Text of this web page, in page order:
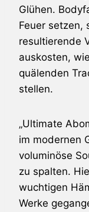
Glühen.
Feuer setzen,
resultierende
auskosten,
quälenden
stellen.
„Ultimate
im modernen
voluminöse
zu spalten.
wuchtigen
Werke